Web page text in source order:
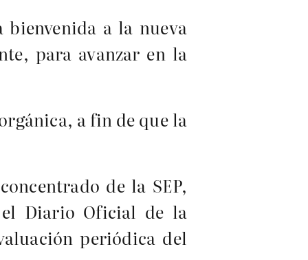
a la nueva
para avanzar en la
a fin de que la
de la SEP,
el Diario Oficial de la
periódica del